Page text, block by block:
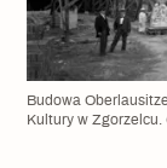
Budowa
Kultury w Zgorzelcu.